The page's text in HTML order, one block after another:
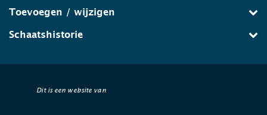
Toevoegen / wijzigen
Schaatshistorie
Dit is een website van